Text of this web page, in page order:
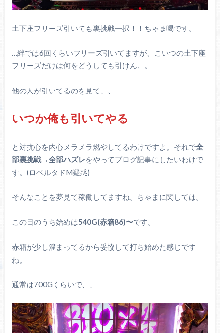
土下座フリーズ引いても裏挑戦一択！！ちゃま喝です。
…絆では6回くらいフリーズ引いてますが、こいつの土下座
フリーズだけは何をどうしても引けん。。
他の人が引いてるのを見て、、
いつか俺も引いてやる
と対抗心を内心メラメラ燃やしてるわけですよ。それで全
部裏挑戦→全部ハズレをやってブログ記事にしたいわけで
す。(ロベルタドM疑惑)
そんなことを夢見て稼働してますね。ちゃまに関しては。
この日のうち始めは540G(赤箱86)〜です。
赤箱が少し溜まってるから妥協して打ち始めた感じです
ね。
通常は700Gくらいで、、